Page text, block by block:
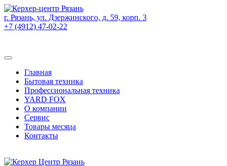
г. Рязань, ул. Дзержинского, д. 59, корп. 3
+7 (4912) 47-02-22
Главная
Бытовая техника
Профессиональная техника
YARD FOX
О компании
Сервис
Товары месяца
Контакты